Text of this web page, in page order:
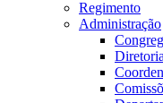
Regimento
Administração